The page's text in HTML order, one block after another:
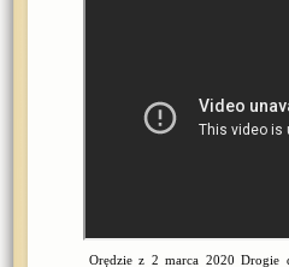
Orędzie z 2 marca 2020 Drogie